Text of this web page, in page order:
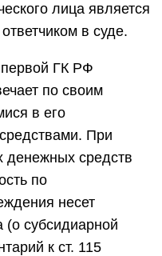
лица является
в суде.
первой ГК РФ
по своим
в его
При
денежных средств
по
несет
(о субсидиарной
к ст. 115